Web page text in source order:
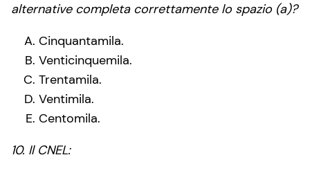
alternative completa correttamente lo spazio (a)?
Cinquantamila.
Venticinquemila.
Trentamila.
Ventimila.
Centomila.
10. Il CNEL: